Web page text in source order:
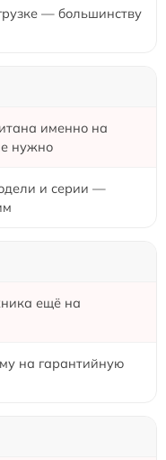
— большинству
именно на
нужно
и серии —
ещё на
на гарантийную